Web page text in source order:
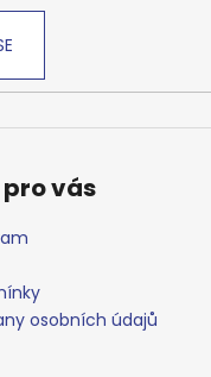
ý
p
vás
osobních údajů